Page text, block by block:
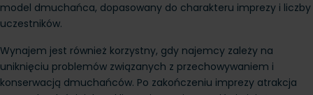
model dmuchańca, dopasowany do charakteru imprezy i liczby
uczestników.
Wynajem jest również korzystny, gdy najemcy zależy na
uniknięciu problemów związanych z przechowywaniem i
konserwacją dmuchańców. Po zakończeniu imprezy atrakcja